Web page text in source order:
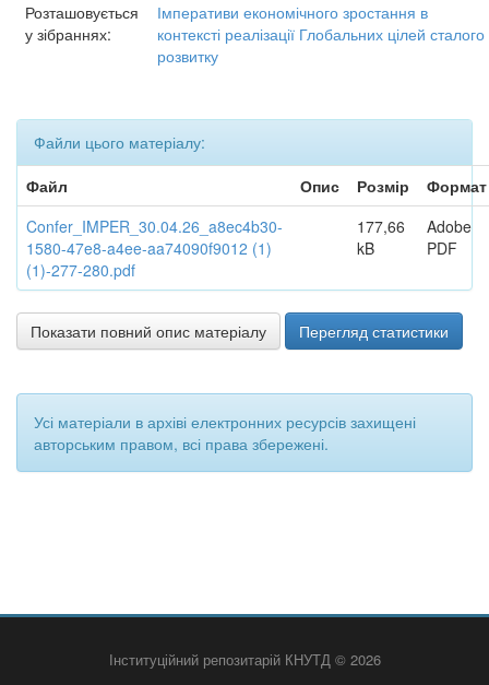
Розташовується
у зібраннях:
Імперативи економічного зростання в
контексті реалізації Глобальних цілей сталого
розвитку
Файли цього матеріалу:
Файл
Опис Розмір
Формат
Confer_IMPER_30.04.26_a8ec4b30-
1580-47e8-a4ee-aa74090f9012 (1)
(1)-277-280.pdf
177,66
kB
Adobe
PDF
Показати повний опис матеріалу Перегляд статистики
Усі матеріали в архіві електронних ресурсів захищені
авторським правом, всі права збережені.
Інституційний репозитарій КНУТД © 2026